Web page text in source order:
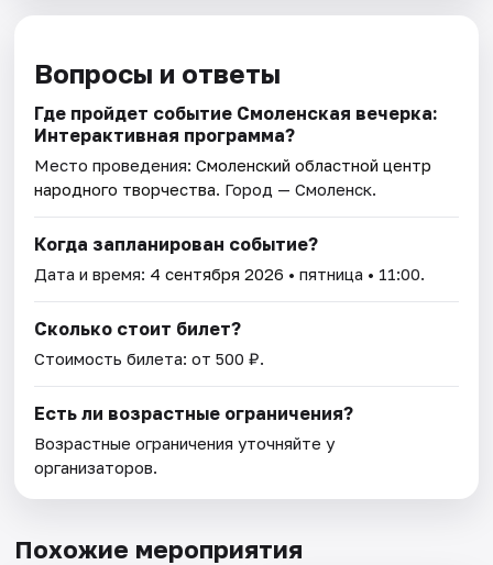
Вопросы и ответы
Где пройдет событие Смоленская вечерка:
Интерактивная программа?
Место проведения:Смоленский областной центр
народного творчества. Город — Смоленск.
Когда запланирован событие?
Дата и время: 4 сентября 2026 • пятница • 11:00.
Сколько стоит билет?
Стоимость билета: от 500 ₽.
Есть ли возрастные ограничения?
Возрастные ограничения уточняйте у
организаторов.
Похожие мероприятия